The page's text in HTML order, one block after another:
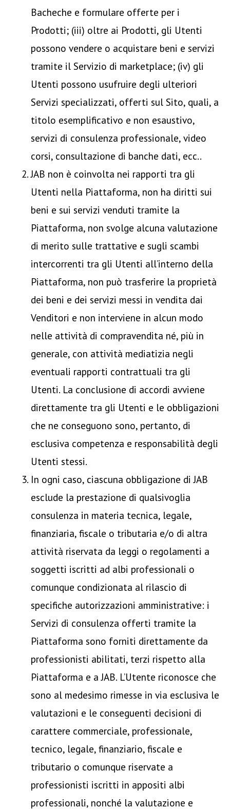
Bacheche e formulare offerte per i
Prodotti; (iii) oltre ai Prodotti, gli Utenti
possono vendere o acquistare beni e servizi
tramite il Servizio di marketplace; (iv) gli
Utenti possono usufruire degli ulteriori
Servizi specializzati, offerti sul Sito, quali, a
titolo esemplificativo e non esaustivo,
servizi di consulenza professionale, video
corsi, consultazione di banche dati, ecc..
JAB non è coinvolta nei rapporti tra gli
Utenti nella Piattaforma, non ha diritti sui
beni e sui servizi venduti tramite la
Piattaforma, non svolge alcuna valutazione
di merito sulle trattative e sugli scambi
intercorrenti tra gli Utenti all’interno della
Piattaforma, non può trasferire la proprietà
dei beni e dei servizi messi in vendita dai
Venditori e non interviene in alcun modo
nelle attività di compravendita né, più in
generale, con attività mediatizia negli
eventuali rapporti contrattuali tra gli
Utenti. La conclusione di accordi avviene
direttamente tra gli Utenti e le obbligazioni
che ne conseguono sono, pertanto, di
esclusiva competenza e responsabilità degli
Utenti stessi.
In ogni caso, ciascuna obbligazione di JAB
esclude la prestazione di qualsivoglia
consulenza in materia tecnica, legale,
finanziaria, fiscale o tributaria e/o di altra
attività riservata da leggi o regolamenti a
soggetti iscritti ad albi professionali o
comunque condizionata al rilascio di
specifiche autorizzazioni amministrative: i
Servizi di consulenza offerti tramite la
Piattaforma sono forniti direttamente da
professionisti abilitati, terzi rispetto alla
Piattaforma e a JAB. L’Utente riconosce che
sono al medesimo rimesse in via esclusiva le
valutazioni e le conseguenti decisioni di
carattere commerciale, professionale,
tecnico, legale, finanziario, fiscale e
tributario o comunque riservate a
professionisti iscritti in appositi albi
professionali, nonché la valutazione e